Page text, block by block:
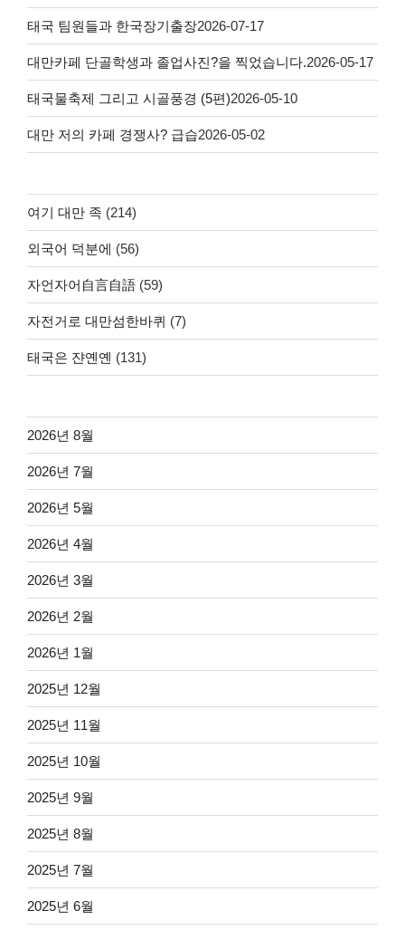
태국 팀원들과 한국장기출장2026-07-17
대만카페 단골학생과 졸업사진?을 찍었습니다.2026-05-17
태국물축제 그리고 시골풍경 (5편)2026-05-10
대만 저의 카페 경쟁사? 급습2026-05-02
여기 대만 족 (214)
외국어 덕분에 (56)
자언자어自言自語 (59)
자전거로 대만섬한바퀴 (7)
태국은 쟌옌옌 (131)
2026년 8월
2026년 7월
2026년 5월
2026년 4월
2026년 3월
2026년 2월
2026년 1월
2025년 12월
2025년 11월
2025년 10월
2025년 9월
2025년 8월
2025년 7월
2025년 6월